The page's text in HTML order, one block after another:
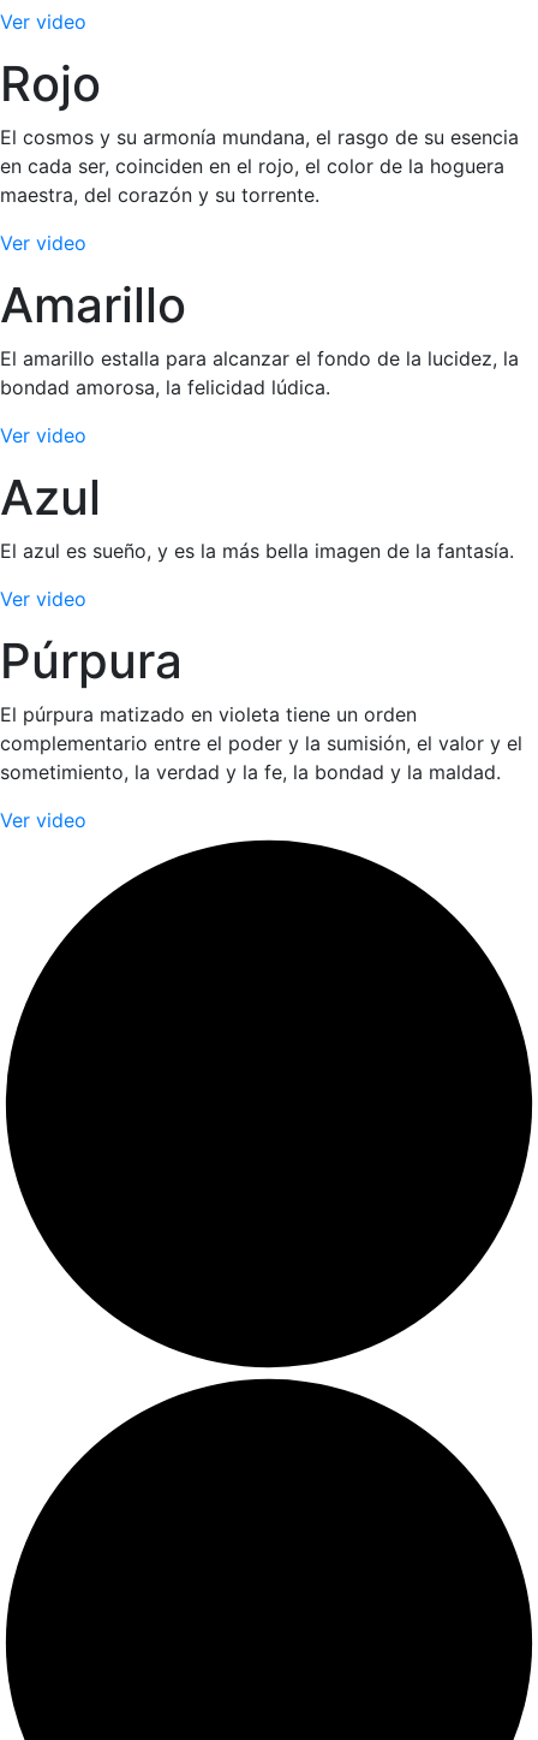
Ver video
Rojo
El cosmos y su armonía mundana, el rasgo de su esencia
en cada ser, coinciden en el rojo, el color de la hoguera
maestra, del corazón y su torrente.
Ver video
Amarillo
El amarillo estalla para alcanzar el fondo de la lucidez, la
bondad amorosa, la felicidad lúdica.
Ver video
Azul
El azul es sueño, y es la más bella imagen de la fantasía.
Ver video
Púrpura
El púrpura matizado en violeta tiene un orden
complementario entre el poder y la sumisión, el valor y el
sometimiento, la verdad y la fe, la bondad y la maldad.
Ver video